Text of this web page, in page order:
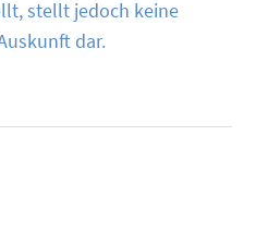
stellt jedoch keine
dar.